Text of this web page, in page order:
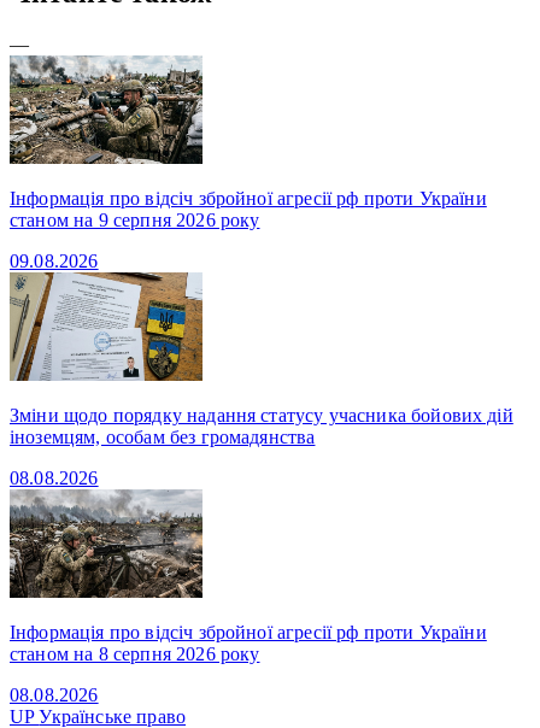
—
Інформація про відсіч збройної агресії рф проти України
станом на 9 серпня 2026 року
09.08.2026
Зміни щодо порядку надання статусу учасника бойових дій
іноземцям, особам без громадянства
08.08.2026
Інформація про відсіч збройної агресії рф проти України
станом на 8 серпня 2026 року
08.08.2026
UPУкраїнське право